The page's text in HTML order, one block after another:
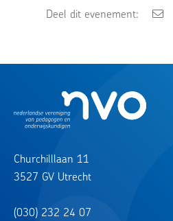
Deel dit evenement:
Churchilllaan 11
3527 GV Utrecht
(030) 232 24 07